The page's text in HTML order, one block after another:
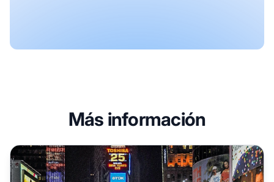
Más información
10 mejores consejos para aumentar la conversión de